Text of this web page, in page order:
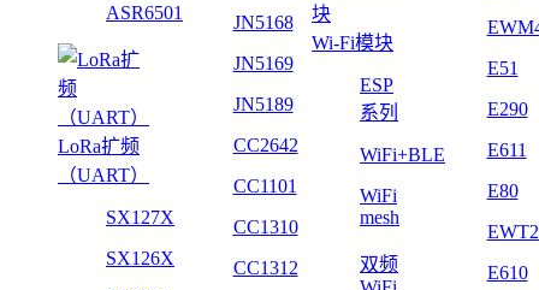
ASR6501
LoRa扩频
（UART）
SX127X
SX126X
JN5168
JN5169
JN5189
CC2642
CC1101
CC1310
CC1312
Wi-Fi模块
ESP
系列
WiFi+BLE
WiFi
mesh
双频
E51
E290
E611
E80
E610